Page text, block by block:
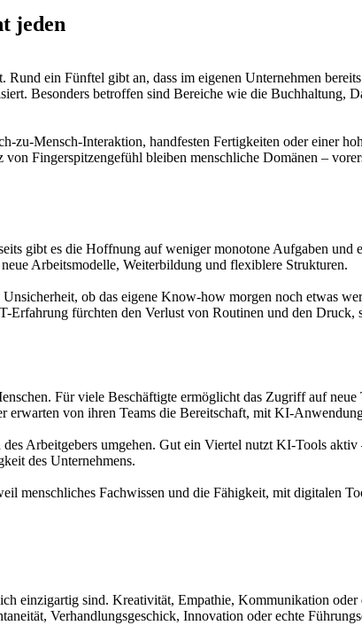
jeden
ein Fünftel gibt an, dass im eigenen Unternehmen
Besonders betroffen sind Bereiche wie die Buchhaltung,
Mensch-Interaktion, handfesten Fertigkeiten oder einer
Fingerspitzengefühl bleiben menschliche Domänen –
gibt es die Hoffnung auf weniger monotone Aufgaben
Arbeitsmodelle, Weiterbildung und flexiblere Strukturen.
ob das eigene Know-how morgen noch etwas
fürchten den Verlust von Routinen und den Druck,
Für viele Beschäftigte ermöglicht das Zugriff auf neue
von ihren Teams die Bereitschaft, mit KI-
Arbeitgebers umgehen. Gut ein Viertel nutzt KI-Tools aktiv
des Unternehmens.
menschliches Fachwissen und die Fähigkeit, mit digitalen
einzigartig sind. Kreativität, Empathie, Kommunikation oder
Verhandlungsgeschick, Innovation oder echte